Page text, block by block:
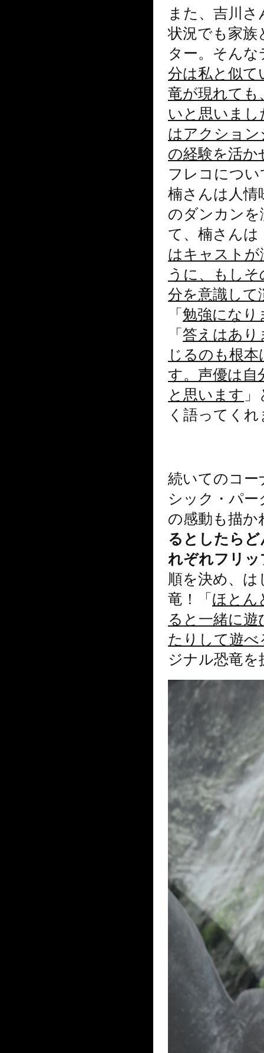
また、吉川
状況でも家
ター。そん
分は私と似
竜が現れて
いと思いま
はアクショ
の経験を活
フレコにつ
楠さんは人
のダンカン
て、楠さんは
はキャスト
うに、もし
分を意識し
「勉強になり
「答えはあ
じるのも根
す。声優は
と思います
く語ってく
続いてのコー
シック・パ
の感動も描
るとしたら
れぞれフリ
順を決め、
竜！「ほとん
ると一緒に
たりして遊
ジナル恐竜